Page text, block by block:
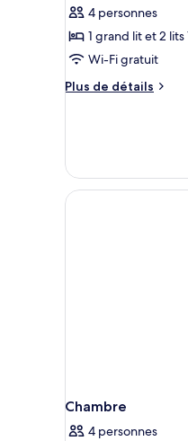
ou
lits
jumeaux
ce
type
de
chambre :
4 personnes
1 grand lit et 2 lits
Wi-Fi gratuit
Plus de détails
Plus
type
de
chambre
Chambre
4 personnes